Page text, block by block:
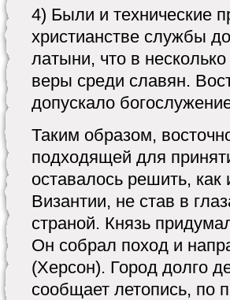
4) Были и технические
христианстве службы
латыни, что в
веры среди славян.
допускало
Таким образом,
подходящей для
оставалось решить,
Византии, не став в
страной. Князь
Он собрал поход и
(Херсон). Город долго
сообщает летопись, по